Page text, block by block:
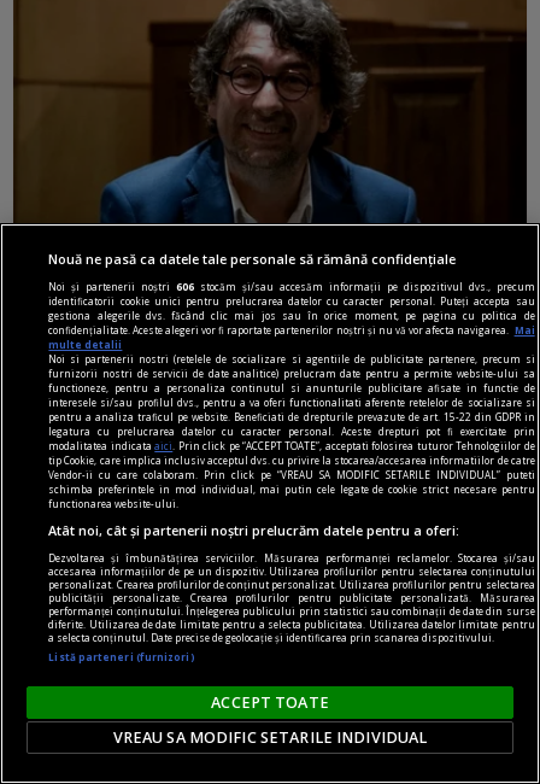
axa dus-întors
Avram Iancu – 200
Și totuși, posteritatea lui este impresionantă și
oricine mai simte românește nu poate să nu
simtă o înaltă emoție gîndindu-se la el.
Sever VOINESCU
Nouă ne pasă ca datele tale personale să rămână confidențiale
Noi și partenerii noștri606 stocăm și/sau accesăm informații pe dispozitivul dvs., precum
identificatorii cookie unici pentru prelucrarea datelor cu caracter personal. Puteți accepta sau
gestiona alegerile dvs. făcând clic mai jos sau în orice moment, pe pagina cu politica de
confidențialitate. Aceste alegeri vor fi raportate partenerilor noștri și nu vă vor afecta navigarea.
Mai
multe detalii
Noi si partenerii nostri (retelele de socializare si agentiile de publicitate partenere, precum si
furnizorii nostri de servicii de date analitice) prelucram date pentru a permite website-ului sa
functioneze, pentru a personaliza continutul si anunturile publicitare afisate in functie de
interesele si/sau profilul dvs., pentru a va oferi functionalitati aferente retelelor de socializare si
pentru a analiza traficul pe website. Beneficiati de drepturile prevazute de art. 15-22 din GDPR in
legatura cu prelucrarea datelor cu caracter personal. Aceste drepturi pot fi exercitate prin
modalitatea indicataaici
. Prin click pe “ACCEPT TOATE”, acceptati folosirea tuturor Tehnologiilor de
tip Cookie, care implica inclusiv acceptul dvs. cu privire la stocarea/accesarea informatiilor de catre
Vendor-ii cu care colaboram. Prin click pe “VREAU SA MODIFIC SETARILE INDIVIDUAL” puteti
schimba preferintele in mod individual, mai putin cele legate de cookie strict necesare pentru
functionarea website-ului.
Atât noi, cât și partenerii noștri prelucrăm datele pentru a oferi:
Dezvoltarea și îmbunătățirea serviciilor. Măsurarea performanței reclamelor. Stocarea și/sau
accesarea informațiilor de pe un dispozitiv. Utilizarea profilurilor pentru selectarea conținutului
personalizat. Crearea profilurilor de conținut personalizat. Utilizarea profilurilor pentru selectarea
publicității personalizate. Crearea profilurilor pentru publicitate personalizată. Măsurarea
performanței conținutului. Înțelegerea publicului prin statistici sau combinații de date din surse
diferite. Utilizarea de date limitate pentru a selecta publicitatea. Utilizarea datelor limitate pentru
a selecta conținutul. Date precise de geolocație și identificarea prin scanarea dispozitivului.
Listă parteneri (furnizori)
ACCEPT TOATE
VREAU SA MODIFIC SETARILE INDIVIDUAL